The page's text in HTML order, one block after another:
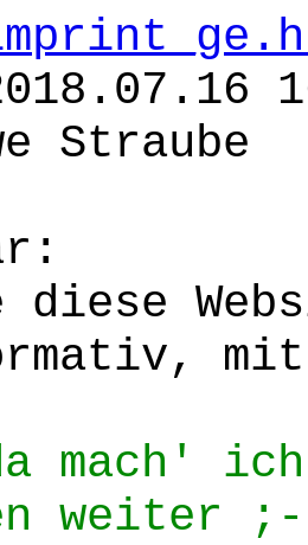
Straube
diese
mach' ich
weiter